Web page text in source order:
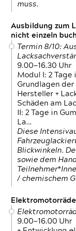
muss.
Ausbildung zum
nicht einzeln
Termin 8/10:
9.00—16.30 Uhr
Modul I: 2 Tage
Grundlagen
Hersteller +
Schäden am
II: 2 Tage in
La…
Diese
Blickwinkeln.
sowie dem
/ chemischem
9.00—16.00 Uhr